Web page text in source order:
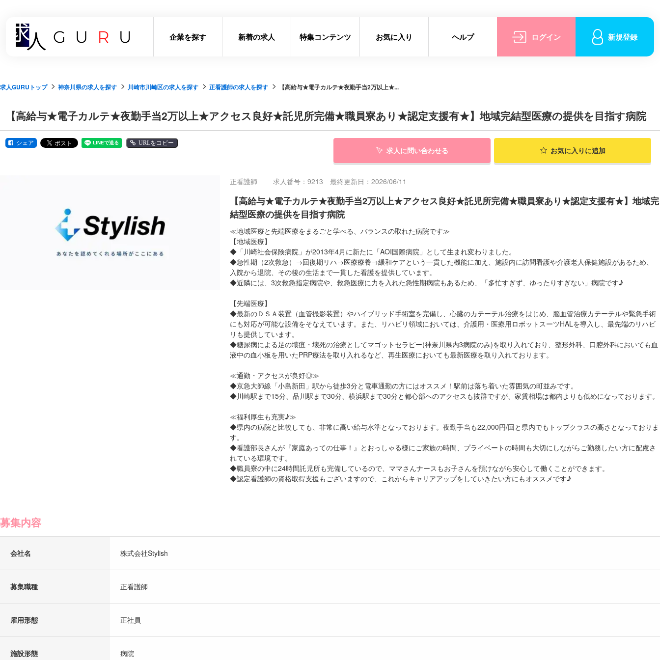
企業を探す 新着の求人 特集コンテンツ お気に入り ヘルプ ログイン 新規登録
求人GURUトップ 神奈川県の求人を探す 川崎市川崎区の求人を探す 正看護師の求人を探す 【高給与★電子カルテ★夜勤手当2万以上★...
【高給与★電子カルテ★夜勤手当2万以上★アクセス良好★託児所完備★職員寮あり★認定支援有★】地域完結型医療の提供を目指す病院
シェア URLをコピー
求人に問い合わせる お気に入りに追加
正看護師 求人番号：9213 最終更新日：2026/06/11
【高給与★電子カルテ★夜勤手当2万以上★アクセス良好★託児所完備★職員寮あり★認定支援有★】地域完
結型医療の提供を目指す病院
≪地域医療と先端医療をまるごと学べる、バランスの取れた病院です≫
【地域医療】
◆「川崎社会保険病院」が2013年4月に新たに「AOI国際病院」として生まれ変わりました。
◆急性期（2次救急）→回復期リハ→医療療養→緩和ケアという一貫した機能に加え、施設内に訪問看護や介護老人保健施設があるため、
入院から退院、その後の生活まで一貫した看護を提供しています。
◆近隣には、3次救急指定病院や、救急医療に力を入れた急性期病院もあるため、「多忙すぎず、ゆったりすぎない」病院です♪
【先端医療】
◆最新のＤＳＡ装置（血管撮影装置）やハイブリッド手術室を完備し、心臓のカテーテル治療をはじめ、脳血管治療カテーテルや緊急手術
にも対応が可能な設備をそなえています。また、リハビリ領域においては、介護用・医療用ロボットスーツHALを導入し、最先端のリハビ
リも提供しています。
◆糖尿病による足の壊疽・壊死の治療としてマゴットセラピー(神奈川県内3病院のみ)を取り入れており、整形外科、口腔外科においても血
液中の血小板を用いたPRP療法を取り入れるなど、再生医療においても最新医療を取り入れております。
≪通勤・アクセスが良好◎≫
◆京急大師線「小島新田」駅から徒歩3分と電車通勤の方にはオススメ！駅前は落ち着いた雰囲気の町並みです。
◆川崎駅まで15分、品川駅まで30分、横浜駅まで30分と都心部へのアクセスも抜群ですが、家賃相場は都内よりも低めになっております。
≪福利厚生も充実♪≫
◆県内の病院と比較しても、非常に高い給与水準となっております。夜勤手当も22,000円/回と県内でもトップクラスの高さとなっておりま
す。
◆看護部長さんが『家庭あっての仕事！』とおっしゃる様にご家族の時間、プライベートの時間も大切にしながらご勤務したい方に配慮さ
れている環境です。
◆職員寮の中に24時間託児所も完備しているので、ママさんナースもお子さんを預けながら安心して働くことができます。
◆認定看護師の資格取得支援もございますので、これからキャリアアップをしていきたい方にもオススメです♪
募集内容
会社名 株式会社Stylish
募集職種 正看護師
雇用形態 正社員
施設形態 病院